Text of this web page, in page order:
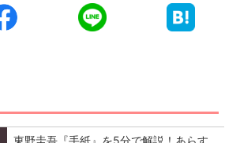
東野圭吾『手紙』を5分で解説！あらす